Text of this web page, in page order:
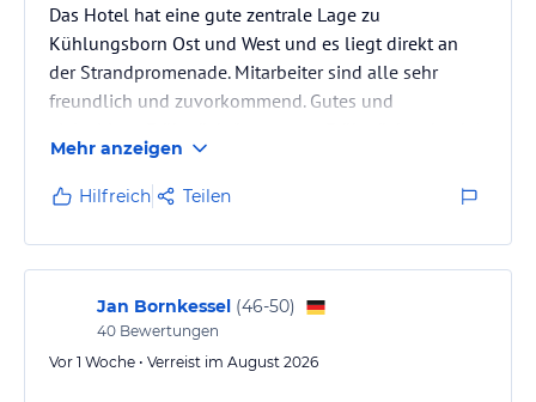
Das Hotel hat eine gute zentrale Lage zu
Kühlungsborn Ost und West und es liegt direkt an
der Strandpromenade. Mitarbeiter sind alle sehr
freundlich und zuvorkommend. Gutes und
Mehr anzeigen
Hilfreich Teilen
Jan Bornkessel (46-50)
40 Bewertungen
Vor 1 Woche • Verreist im August 2026